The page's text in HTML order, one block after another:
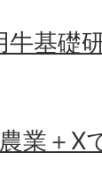
牛基礎
業＋X